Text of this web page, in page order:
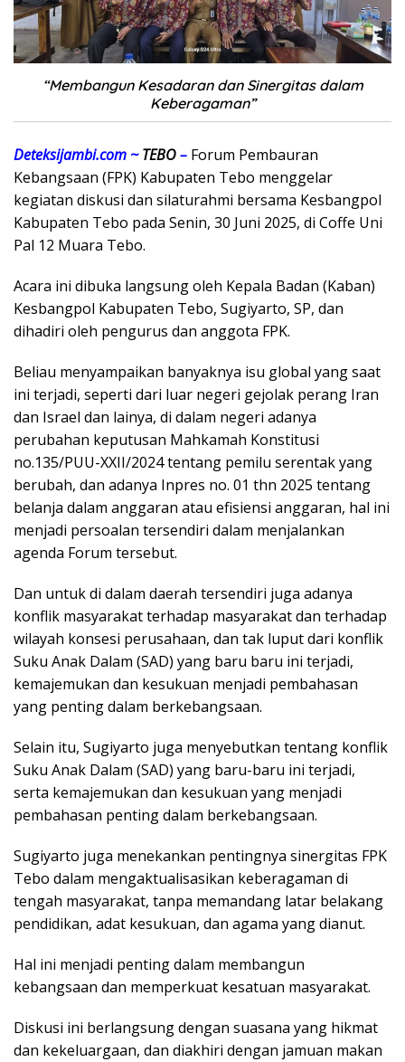
“Membangun Kesadaran dan Sinergitas dalam
Keberagaman”
Deteksijambi.com ~TEBO– Forum Pembauran
Kebangsaan (FPK) Kabupaten Tebo menggelar
kegiatan diskusi dan silaturahmi bersama Kesbangpol
Kabupaten Tebo pada Senin, 30 Juni 2025, di Coffe Uni
Pal 12 Muara Tebo.
Acara ini dibuka langsung oleh Kepala Badan (Kaban)
Kesbangpol Kabupaten Tebo, Sugiyarto, SP, dan
dihadiri oleh pengurus dan anggota FPK.
Beliau menyampaikan banyaknya isu global yang saat
ini terjadi, seperti dari luar negeri gejolak perang Iran
dan Israel dan lainya, di dalam negeri adanya
perubahan keputusan Mahkamah Konstitusi
no.135/PUU-XXII/2024 tentang pemilu serentak yang
berubah, dan adanya Inpres no. 01 thn 2025 tentang
belanja dalam anggaran atau efisiensi anggaran, hal ini
menjadi persoalan tersendiri dalam menjalankan
agenda Forum tersebut.
Dan untuk di dalam daerah tersendiri juga adanya
konflik masyarakat terhadap masyarakat dan terhadap
wilayah konsesi perusahaan, dan tak luput dari konflik
Suku Anak Dalam (SAD) yang baru baru ini terjadi,
kemajemukan dan kesukuan menjadi pembahasan
yang penting dalam berkebangsaan.
Selain itu, Sugiyarto juga menyebutkan tentang konflik
Suku Anak Dalam (SAD) yang baru-baru ini terjadi,
serta kemajemukan dan kesukuan yang menjadi
pembahasan penting dalam berkebangsaan.
Sugiyarto juga menekankan pentingnya sinergitas FPK
Tebo dalam mengaktualisasikan keberagaman di
tengah masyarakat, tanpa memandang latar belakang
pendidikan, adat kesukuan, dan agama yang dianut.
Hal ini menjadi penting dalam membangun
kebangsaan dan memperkuat kesatuan masyarakat.
Diskusi ini berlangsung dengan suasana yang hikmat
dan kekeluargaan, dan diakhiri dengan jamuan makan